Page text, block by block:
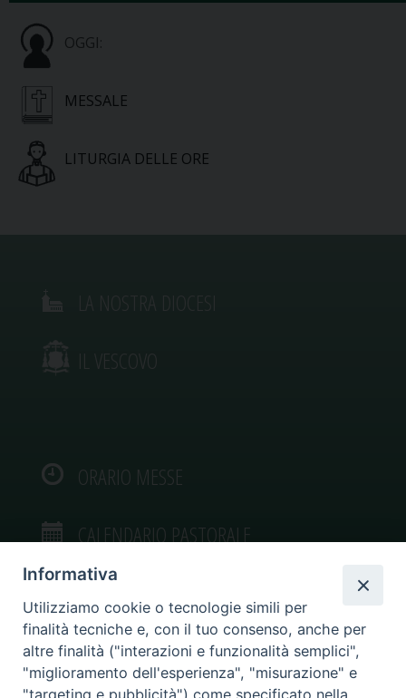
OGGI:
MESSALE
LITURGIA DELLE ORE
IL VESCOVO
ORARIO MESSE
CALENDARIO PASTORALE
VIDEOGALLERY
Informativa
Utilizziamo cookie o tecnologie simili per
finalità tecniche e, con il tuo consenso, anche per
altre finalità ("interazioni e funzionalità semplici",
"miglioramento dell'esperienza", "misurazione" e